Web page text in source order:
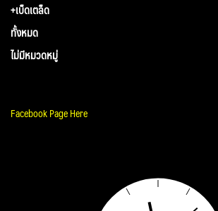
+เบ็ดเตล็ด
ทั้งหมด
ไม่มีหมวดหมู่
Facebook Page Here